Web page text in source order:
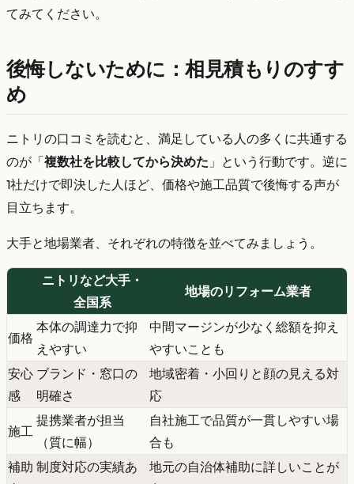
てみてください。
後悔しないために：相見積もりのすす
め
ニトリの口コミを読むと、満足している人の多くに共通する
のが「複数社を比較してから決めた 」という行動です。逆に
1社だけで即決した人ほど、価格や施工品質で後悔する声が
目立ちます。
大手と地場業者、それぞれの特徴を並べてみましょう。
ニトリなど大手・
全国系
地場のリフォーム業者
価格
本体の調達力で抑
えやすい
中間マージンが少なく総額を抑え
やすいことも
安心
感
ブランド・窓口の
明確さ
地域密着・小回りと顔の見える対
応
施工
提携業者が担当
（質に幅）
自社施工で品質が一貫しやすい場
合も
補助 制度対応の実績あ
地元の自治体補助に詳しいことが